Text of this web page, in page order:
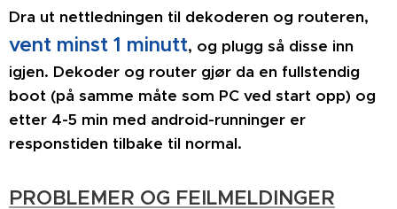
Dra ut nettledningen til dekoderen og routeren,
vent minst 1 minutt, og plugg så disse inn
igjen. Dekoder og router gjør da en fullstendig
boot (på samme måte som PC ved start opp) og
etter 4-5 min med android-runninger er
responstiden tilbake til normal.
PROBLEMER OG FEILMELDINGER